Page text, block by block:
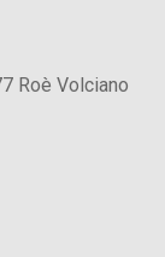
Roè Volciano